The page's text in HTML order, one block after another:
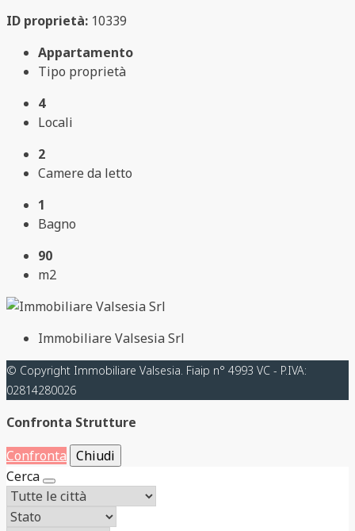
ID proprietà: 10339
Appartamento
Tipo proprietà
4
Locali
2
Camere da letto
1
Bagno
90
m2
Immobiliare Valsesia Srl
© Copyright Immobiliare Valsesia. Fiaip n° 4993 VC - P.IVA:
02814280026
Confronta Strutture
Confronta Chiudi
Cerca